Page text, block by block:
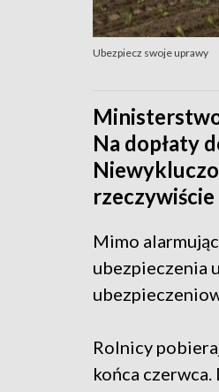
Ubezpiecz swoje uprawy
Na dopłaty
Mimo
ubezpieczenia
Rolnicy
końca czerwca.